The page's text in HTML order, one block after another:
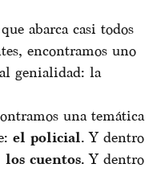
abarca casi todos
encontramos uno
genialidad: la
una temática
el policial. Y dentro
los cuentos. Y dentro